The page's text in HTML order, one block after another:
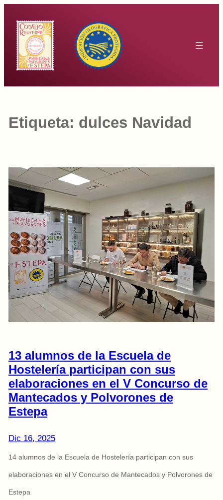
contenido
Etiqueta: dulces Navidad
13 alumnos de la Escuela de
Hostelería participan con sus
elaboraciones en el V Concurso de
Mantecados y Polvorones de
Estepa
Dic 16, 2025
14 alumnos de la Escuela de Hostelería participan con sus
elaboraciones en el V Concurso de Mantecados y Polvorones de
Estepa